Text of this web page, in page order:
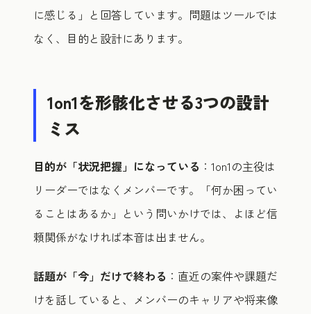
に感じる」と回答しています。問題はツールでは
なく、目的と設計にあります。
1on1を形骸化させる3つの設計
ミス
目的が「状況把握」になっている ：1on1の主役は
リーダーではなくメンバーです。「何か困ってい
ることはあるか」という問いかけでは、よほど信
頼関係がなければ本音は出ません。
話題が「今」だけで終わる ：直近の案件や課題だ
けを話していると、メンバーのキャリアや将来像